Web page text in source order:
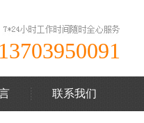
13703950091
联系我们